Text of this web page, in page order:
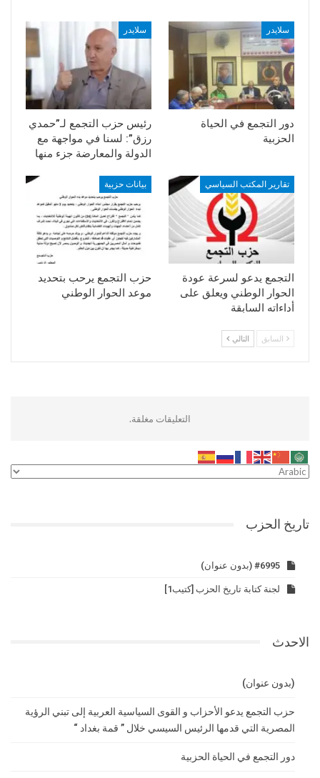
سلايدر
دور التجمع في الحياة
الحزبية
سلايدر
رئيس حزب التجمع لـ”حمدي
رزق”: لسنا في مواجهة مع
الدولة والمعارضة جزء منها
تقارير المكتب السياسي
التجمع يدعو لسرعة عودة
الحوار الوطني ويعلق على
أداءاته السابقة
بيانات حزبية
حزب التجمع يرحب بتحديد
موعد الحوار الوطني
السابق التالي
التعليقات مغلقة.
تاريخ الحزب
#6995 (بدون عنوان)
لجنة كتابة تاريخ الحزب [كتيب1]
الاحدث
(بدون عنوان)
حزب التجمع يدعو الأحزاب و القوى السياسية العربية إلى تبني الرؤية
المصرية التي قدمها الرئيس السيسي خلال ” قمة بغداد “
دور التجمع في الحياة الحزبية